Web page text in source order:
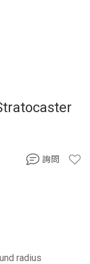
radius
詢問